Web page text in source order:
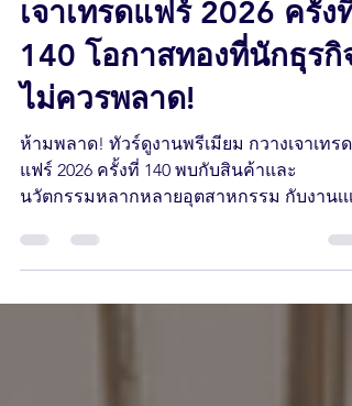
คู่มือฉบับสมบูรณ์: กวาง
เจาเทรดแฟร์ 2026 ครั้งที่
140 โอกาสทองที่นักธุรกิจ
ไม่ควรพลาด!
ห้ามพลาด! ทัวร์ดูงานพรีเมียม กวางเจาเทรด
แฟร์ 2026 ครั้งที่ 140 พบกับสินค้าและ
นวัตกรรมหลากหลายอุตสาหกรรม กับงานเเเ